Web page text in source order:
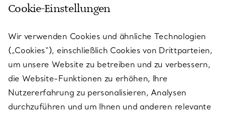
spiegelt die legendäre Erfindungsgabe und Kreativität des
Hauses wider, mit Armbänder in Sterlingsilber , die nur unsere
OHRRINGE IN STERLINGSILBER
RINGE IN STERLINGSILBER
GESCHENKE FÜR SIE IN STERLINGSILBER
Cookie-Einstellungen
Wir verwenden Cookies und ähnliche Technologien
(„Cookies“), einschließlich Cookies von Drittparteien,
um unsere Website zu betreiben und zu verbessern,
die Website-Funktionen zu erhöhen, Ihre
Nutzererfahrung zu personalisieren, Analysen
durchzuführen und um Ihnen und anderen relevante